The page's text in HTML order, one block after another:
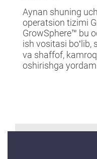
Aynan shuning
operatsion tizimi
GrowSphere™ bu
ish vositasi boʻlib,
va shaffof,
oshirishga